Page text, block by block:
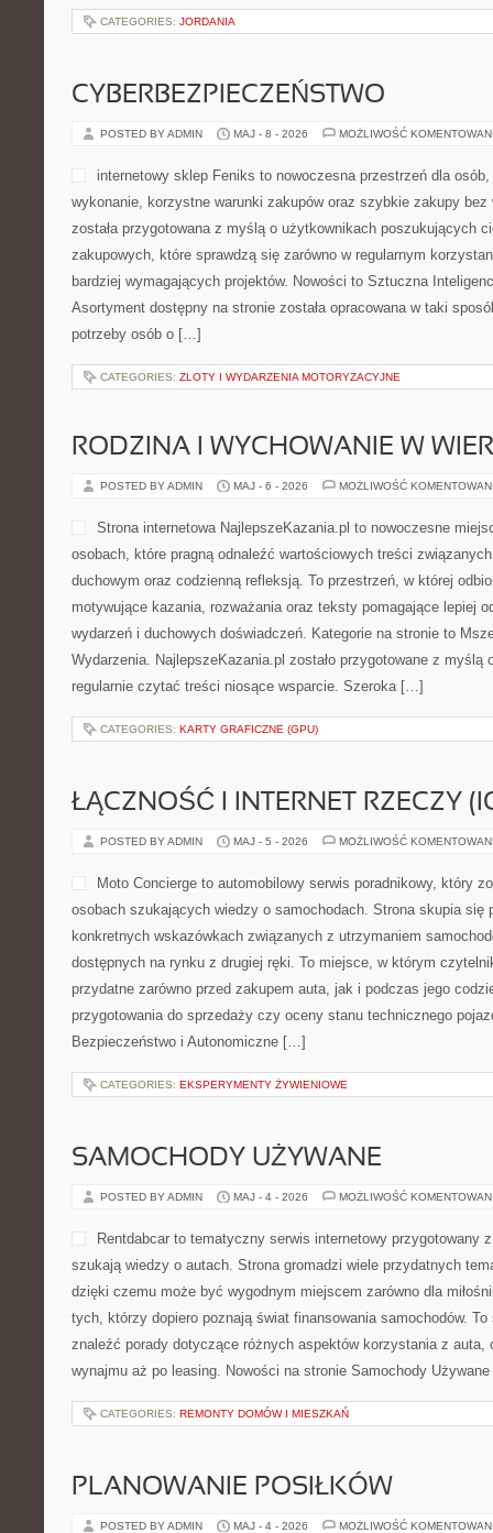
CATEGORIES: JORDANIA
CYBERBEZPIECZEŃSTWO
POSTED BY ADMIN MAJ - 8 - 2026 MOŻLIWOŚĆ
internetowy sklep Feniks to nowoczesna przestrzeń dla
wykonanie, korzystne warunki zakupów oraz szybkie zakupy
została przygotowana z myślą o użytkownikach poszukujących
zakupowych, które sprawdzą się zarówno w regularnym
bardziej wymagających projektów. Nowości to Sztuczna
Asortyment dostępny na stronie została opracowana w taki
potrzeby osób o […]
CATEGORIES: ZLOTY I WYDARZENIA MOTORYZACYJNE
RODZINA I WYCHOWANIE W
POSTED BY ADMIN MAJ - 6 - 2026 MOŻLIWOŚĆ
Strona internetowa NajlepszeKazania.pl to nowoczesne
osobach, które pragną odnaleźć wartościowych treści
duchowym oraz codzienną refleksją. To przestrzeń, w której
motywujące kazania, rozważania oraz teksty pomagające lepiej
wydarzeń i duchowych doświadczeń. Kategorie na stronie to
Wydarzenia. NajlepszeKazania.pl zostało przygotowane z myślą
regularnie czytać treści niosące wsparcie. Szeroka […]
CATEGORIES: KARTY GRAFICZNE (GPU)
ŁĄCZNOŚĆ I INTERNET RZECZY
POSTED BY ADMIN MAJ - 5 - 2026 MOŻLIWOŚĆ
Moto Concierge to automobilowy serwis poradnikowy, który
osobach szukających wiedzy o samochodach. Strona skupia się
konkretnych wskazówkach związanych z utrzymaniem
dostępnych na rynku z drugiej ręki. To miejsce, w którym
przydatne zarówno przed zakupem auta, jak i podczas jego
przygotowania do sprzedaży czy oceny stanu technicznego
Bezpieczeństwo i Autonomiczne […]
CATEGORIES: EKSPERYMENTY ŻYWIENIOWE
SAMOCHODY UŻYWANE
POSTED BY ADMIN MAJ - 4 - 2026 MOŻLIWOŚĆ
Rentdabcar to tematyczny serwis internetowy przygotowany
szukają wiedzy o autach. Strona gromadzi wiele przydatnych
dzięki czemu może być wygodnym miejscem zarówno dla
tych, którzy dopiero poznają świat finansowania samochodów.
znaleźć porady dotyczące różnych aspektów korzystania z auta,
wynajmu aż po leasing. Nowości na stronie Samochody
CATEGORIES: REMONTY DOMÓW I MIESZKAŃ
PLANOWANIE POSIŁKÓW
POSTED BY ADMIN MAJ - 4 - 2026 MOŻLIWOŚĆ